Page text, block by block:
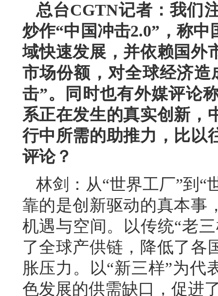
总台CGTN记者：我们
炒作“中国冲击2.0”，称
域快速发展，并依赖国外
市场份额，对全球经济
击”。同时也有外媒评论
系正在发生的真实创新，
行中所需的助推力，比以
评论？
林剑：从“世界工厂”到“
靠的是创新驱动的真本事
机遇与空间。以传统“老
了全球产供链，降低了各
胀压力。以“新三样”为代
色发展的供需缺口，促进